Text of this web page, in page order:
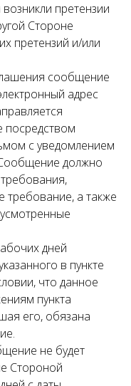
претензии
Стороне
претензий и/или
сообщение
адрес
с уведомлением
должно
требование, а также
дней
в пункте
что данное
пункта
его, обязана
не будет
Стороной